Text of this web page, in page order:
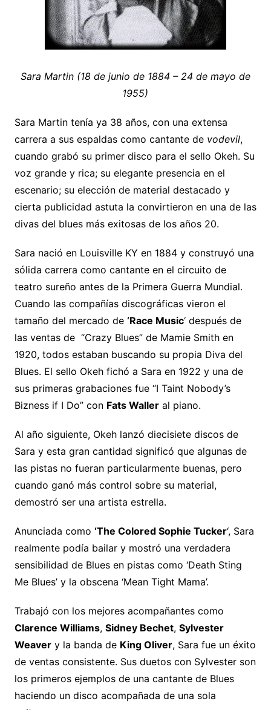
Sara Martin (18 de junio de 1884 – 24 de mayo de
1955)
Sara Martin tenía ya 38 años, con una extensa
carrera a sus espaldas como cantante de vodevil,
cuando grabó su primer disco para el sello Okeh. Su
voz grande y rica; su elegante presencia en el
escenario; su elección de material destacado y
cierta publicidad astuta la convirtieron en una de las
divas del blues más exitosas de los años 20.
Sara nació en Louisville KY en 1884 y construyó una
sólida carrera como cantante en el circuito de
teatro sureño antes de la Primera Guerra Mundial.
Cuando las compañías discográficas vieron el
tamaño del mercado de ‘Race Music‘ después de
las ventas de “Crazy Blues” de Mamie Smith en
1920, todos estaban buscando su propia Diva del
Blues. El sello Okeh fichó a Sara en 1922 y una de
sus primeras grabaciones fue “I Taint Nobody’s
Bizness if I Do” con Fats Walleral piano.
Al año siguiente, Okeh lanzó diecisiete discos de
Sara y esta gran cantidad significó que algunas de
las pistas no fueran particularmente buenas, pero
cuando ganó más control sobre su material,
demostró ser una artista estrella.
Anunciada como ‘The Colored Sophie Tucker‘, Sara
realmente podía bailar y mostró una verdadera
sensibilidad de Blues en pistas como ‘Death Sting
Me Blues’ y la obscena ‘Mean Tight Mama’.
Trabajó con los mejores acompañantes como
Clarence Williams, Sidney Bechet, Sylvester
Weavery la banda de King Oliver, Sara fue un éxito
de ventas consistente. Sus duetos con Sylvester son
los primeros ejemplos de una cantante de Blues
haciendo un disco acompañada de una sola